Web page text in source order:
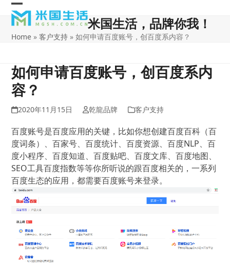
Skip
content
Open
mobile
Close
mobile
米国生活，品牌你我！
Home »客户支持 »如何申请百度账号，创百度系内容？
如何申请百度账号，创百度系内
容？
2020年11月15日 乾龍品牌 客户支持
百度账号是百度应用的关键，比如你想创建百度百科（百
度词条）、百家号、百度统计、百度资源、百度NLP、百
度小程序、百度知道、百度贴吧、百度文库、百度地图、
SEO工具百度指数等等你所听说的跟百度相关的，一系列
百度生态的应用，都需要百度账号来登录。